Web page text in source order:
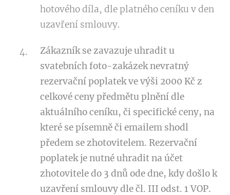
hotového díla, dle platného ceníku v den
uzavření smlouvy.
Zákazník se zavazuje uhradit u
svatebních foto-zakázek nevratný
rezervační poplatek ve výši 2000 Kč z
celkové ceny předmětu plnění dle
aktuálního ceníku, či specifické ceny, na
které se písemně či emailem shodl
předem se zhotovitelem. Rezervační
poplatek je nutné uhradit na účet
zhotovitele do 3 dnů ode dne, kdy došlo k
uzavření smlouvy dle čl. III odst. 1 VOP.